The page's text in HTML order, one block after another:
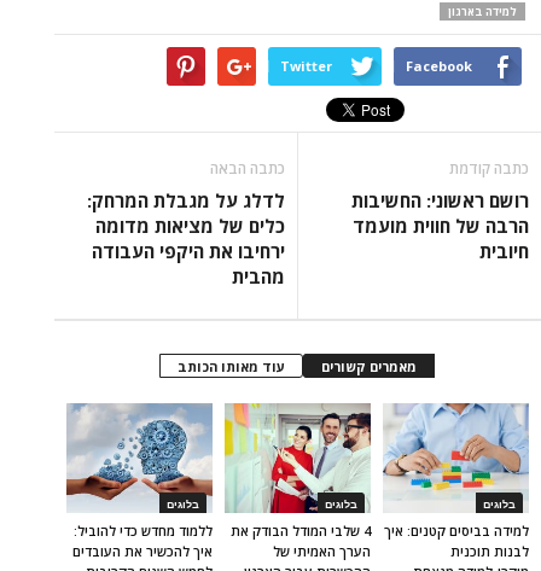
למידה בארגון
Facebook
Twitter
כתבה קודמת
רושם ראשוני: החשיבות
הרבה של חווית מועמד
חיובית
כתבה הבאה
לדלג על מגבלת המרחק:
כלים של מציאות מדומה
ירחיבו את היקפי העבודה
מהבית
מאמרים קשורים עוד מאותו הכותב
בלוגים
ללמוד מחדש כדי להוביל:
איך להכשיר את העובדים
בלוגים
4 שלבי המודל הבודק את
הערך האמיתי של
בלוגים
למידה בביסים קטנים: איך
לבנות תוכנית